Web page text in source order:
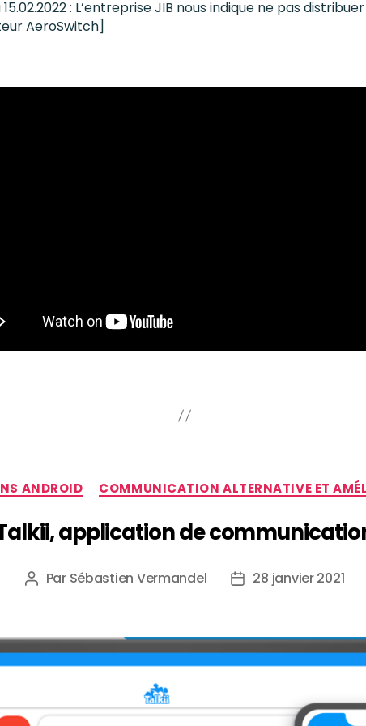
15.02.2022 : L’entreprise JIB nous indique ne pas
AeroSwitch]
ANDROID COMMUNICATION ALTERNATIVE ET
application de
Par Sébastien Vermandel 28 janvier 2021